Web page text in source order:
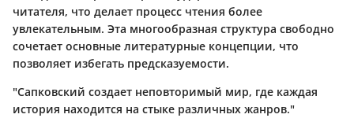
читателя, что делает процесс чтения более
увлекательным. Эта многообразная структура свободно
сочетает основные литературные концепции, что
позволяет избегать предсказуемости.
"Сапковский создает неповторимый мир, где каждая
история находится на стыке различных жанров."